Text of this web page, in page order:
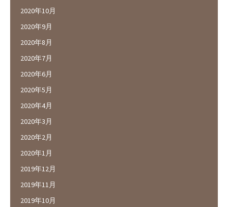
2020年10月
2020年9月
2020年8月
2020年7月
2020年6月
2020年5月
2020年4月
2020年3月
2020年2月
2020年1月
2019年12月
2019年11月
2019年10月